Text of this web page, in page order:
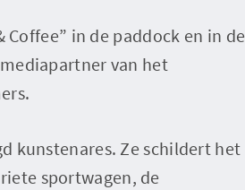
Coffee” in de paddock en in de
van het
kunstenares. Ze schildert het
sportwagen, de